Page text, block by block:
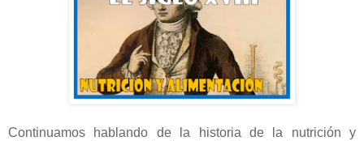
Continuamos hablando de la historia de la nutrición y